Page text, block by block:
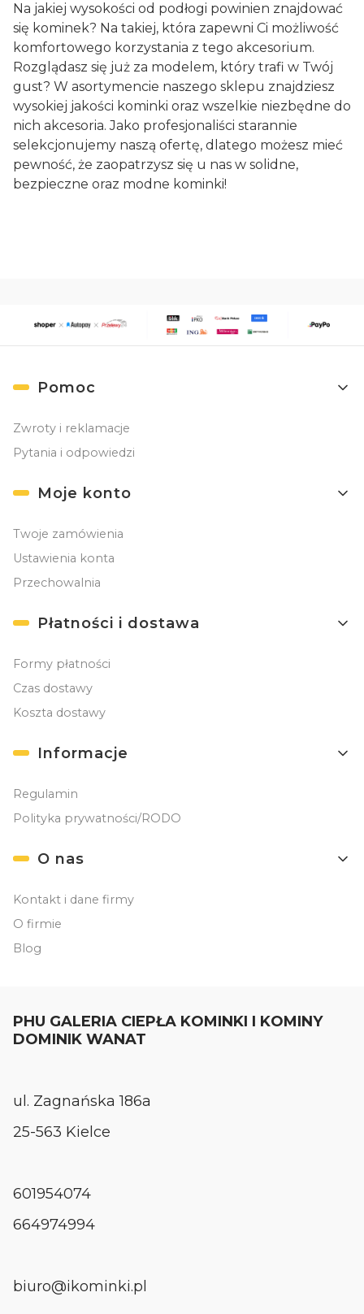
Na jakiej wysokości od podłogi powinien znajdować
się kominek? Na takiej, która zapewni Ci możliwość
komfortowego korzystania z tego akcesorium.
Rozglądasz się już za modelem, który trafi w Twój
gust? W asortymencie naszego sklepu znajdziesz
wysokiej jakości kominki oraz wszelkie niezbędne do
nich akcesoria. Jako profesjonaliści starannie
selekcjonujemy naszą ofertę, dlatego możesz mieć
pewność, że zaopatrzysz się u nas w solidne,
bezpieczne oraz modne kominki!
Linki w stopce
Pomoc
Zwroty i reklamacje
Pytania i odpowiedzi
Moje konto
Twoje zamówienia
Ustawienia konta
Przechowalnia
Płatności i dostawa
Formy płatności
Czas dostawy
Koszta dostawy
Informacje
Regulamin
Polityka prywatności/RODO
O nas
Kontakt i dane firmy
O firmie
Blog
PHU GALERIA CIEPŁA KOMINKI I KOMINY
DOMINIK WANAT
ul. Zagnańska 186a
25-563 Kielce
601954074
664974994
biuro@ikominki.pl